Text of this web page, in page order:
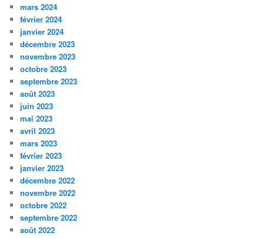
mars 2024
février 2024
janvier 2024
décembre 2023
novembre 2023
octobre 2023
septembre 2023
août 2023
juin 2023
mai 2023
avril 2023
mars 2023
février 2023
janvier 2023
décembre 2022
novembre 2022
octobre 2022
septembre 2022
août 2022